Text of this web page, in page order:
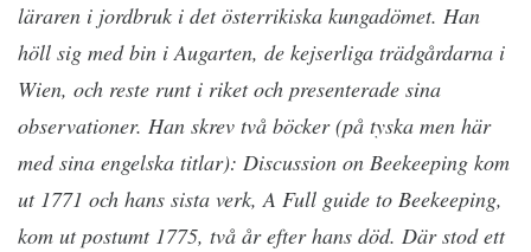
läraren i jordbruk i det österrikiska kungadömet. Han
höll sig med bin i Augarten, de kejserliga trädgårdarna i
Wien, och reste runt i riket och presenterade sina
observationer. Han skrev två böcker (på tyska men här
med sina engelska titlar): Discussion on Beekeeping kom
ut 1771 och hans sista verk, A Full guide to Beekeeping,
kom ut postumt 1775, två år efter hans död. Där stod ett